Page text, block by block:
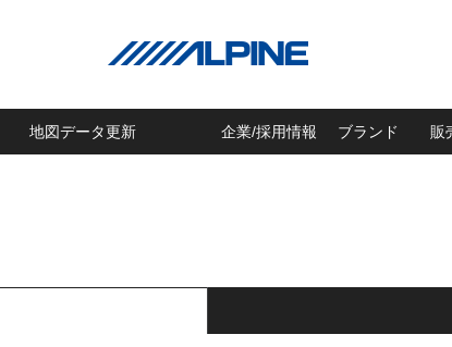
地図データ更新 企業/採用情報 ブランド 販